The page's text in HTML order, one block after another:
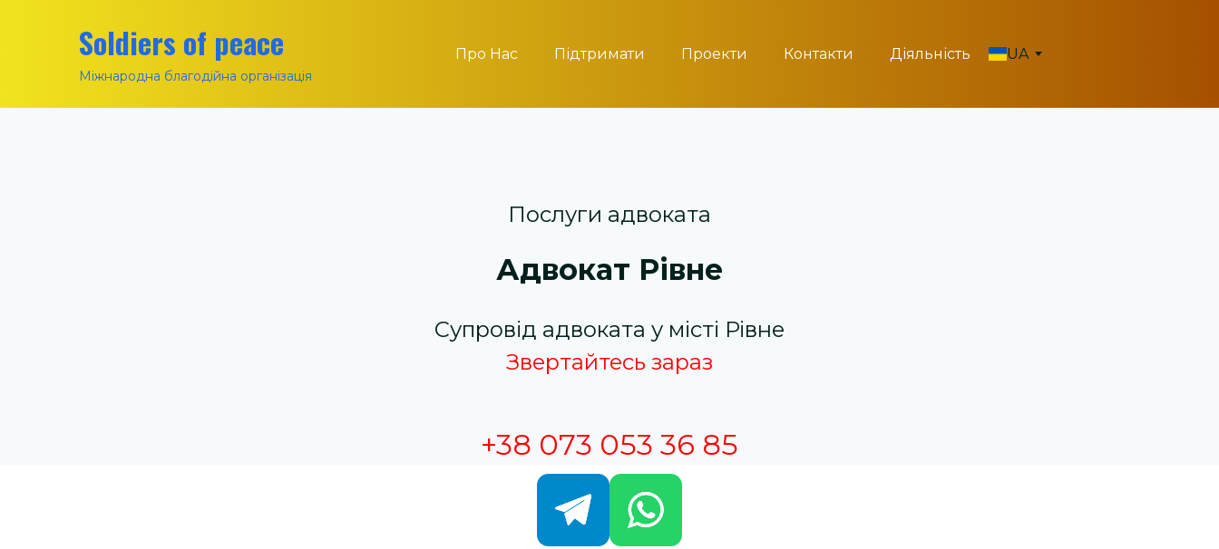
Soldiers of peace
Міжнародна благодійна організація
Про Нас Підтримати Проекти Контакти Діяльність UA
Послуги адвоката
Адвокат Рівне
Супровід адвоката у місті Рівне
Звертайтесь зараз
+38 073 053 36 85